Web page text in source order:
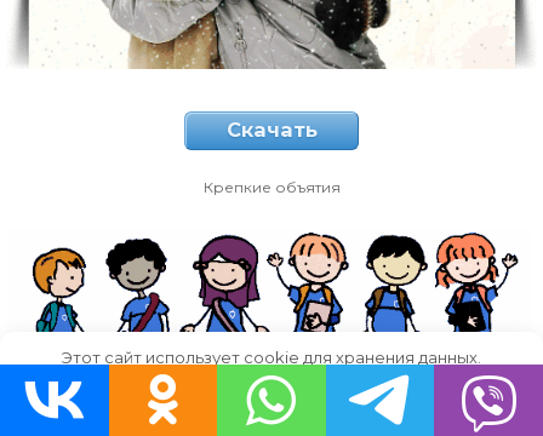
Скачать
Крепкие объятия
Этот сайт использует cookie для хранения данных.
Продолжая использовать сайт, Вы даете свое согласие на
работу с этими файлами.
OK